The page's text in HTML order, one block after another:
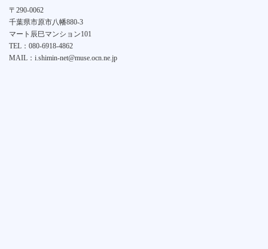
〒290-0062
千葉県市原市八幡880-3
マート辰巳マンション101
TEL：080-6918-4862
MAIL：i.shimin-net@muse.ocn.ne.jp